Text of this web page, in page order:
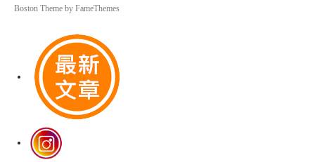
Boston Theme by FameThemes